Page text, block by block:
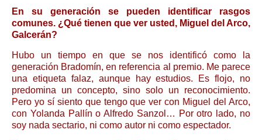
En su generación se pueden identificar rasgos
comunes. ¿Qué tienen que ver usted, Miguel del Arco,
Galcerán?
Hubo un tiempo en que se nos identificó como la
generación Bradomín, en referencia al premio. Me parece
una etiqueta falaz, aunque hay estudios. Es flojo, no
predomina un concepto, sino solo un reconocimiento.
Pero yo sí siento que tengo que ver con Miguel del Arco,
con Yolanda Pallín o Alfredo Sanzol… Por otro lado, no
soy nada sectario, ni como autor ni como espectador.